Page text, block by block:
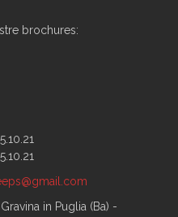
brochures:
in Puglia (Ba) -